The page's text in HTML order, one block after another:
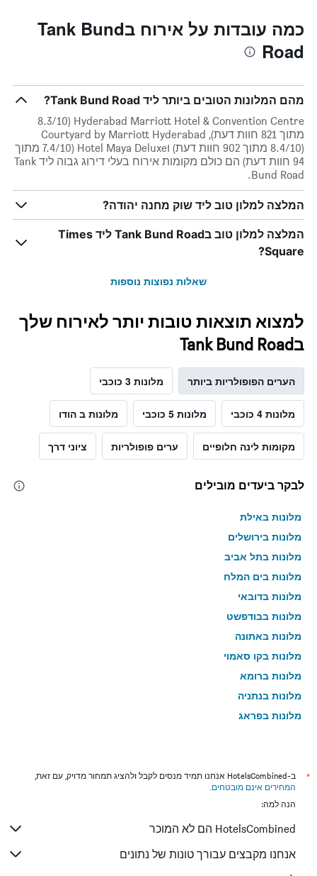
כמה עובדות על אירוח בTank Bund
Road
מהם המלונות הטובים ביותר ליד Tank Bund Road?
Hyderabad Marriott Hotel & Convention Centre (8.3/10
מתוך 821 חוות דעת), Courtyard by Marriott Hyderabad
(8.4/10 מתוך 902 חוות דעת) וHotel Maya Deluxe (7.4/10 מתוך
94 חוות דעת) הם כולם מקומות אירוח בעלי דירוג גבוה ליד Tank
Bund Road.
המלצה למלון טוב ליד שוק מחנה יהודה?
המלצה למלון טוב בTank Bund Road ליד Times
Square?
שאלות נפוצות נוספות
למצוא תוצאות טובות יותר לאירוח שלך
בTank Bund Road
הערים הפופולריות ביותר מלונות 3 כוכבי
מלונות 4 כוכבי מלונות 5 כוכבי מלונות ב הודו
מקומות לינה חלופיים ערים פופולריות ציוני דרך
לבקר ביעדים מובילים
מלונות באילת
מלונות בירושלים
מלונות בתל אביב
מלונות בים המלח
מלונות בדובאי
מלונות בבודפשט
מלונות באתונה
מלונות בקו סאמוי
מלונות ברומא
מלונות בנתניה
מלונות בפראג
מלונות בניו יורק
מלונות בבנגקוק
מלונות בבוקרשט
מלונות בפאפוס
*
ב-HotelsCombined אנחנו תמיד מנסים לקבל ולהציג תמחור מדויק, עם זאת,
המחירים אינם מובטחים.
הנה למה:
HotelsCombined הם לא המוכר
אנחנו מקבצים עבורך טונות של נתונים